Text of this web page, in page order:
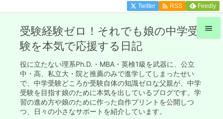
受験経験ゼロ！それでも娘の中学受
験を本気で応援する日記
役に立たない理系Ph.D.・MBA・英検1級を武器に、公立
中・高、私立大・院と推薦のみで進学してしまったせい
で、中学受験どころか受験自体の知識ゼロな父親が、中学
受験を目指す娘のために本気を出しているブログです。学
習の進め方や娘のために作った自作プリントを公開しつ
つ、日々の小さなサポートを紹介しています。

Twitter  RSS Feedly